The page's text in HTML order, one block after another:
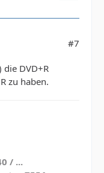
#7
DVD+R
zu haben.
/ ...